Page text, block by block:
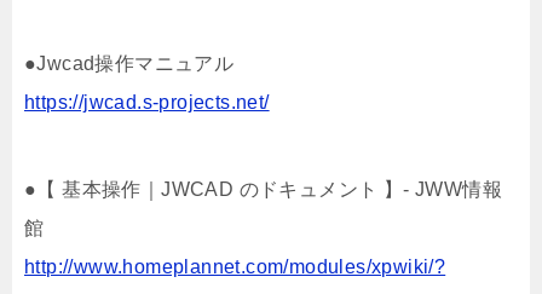
●Jwcad操作マニュアル
https://jwcad.s-projects.net/
●【 基本操作｜JWCAD のドキュメント 】- JWW情報
館
http://www.homeplannet.com/modules/xpwiki/?